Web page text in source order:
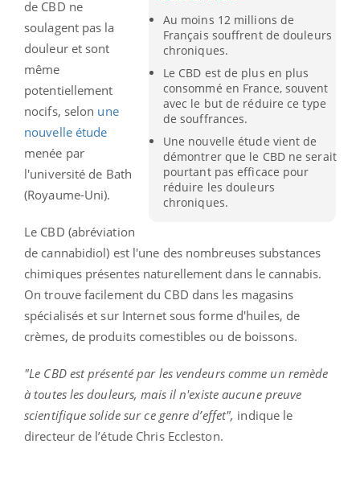
Au moins 12 millions de
Français souffrent de douleurs
chroniques.
Le CBD est de plus en plus
consommé en France, souvent
avec le but de réduire ce type
de souffrances.
Une nouvelle étude vient de
démontrer que le CBD ne serait
pourtant pas efficace pour
réduire les douleurs
chroniques.
de CBD ne
soulagent pas la
douleur et sont
même
potentiellement
nocifs, selon une
nouvelle étude
menée par
l'université de Bath
(Royaume-Uni).
Le CBD (abréviation
de cannabidiol) est l'une des nombreuses substances
chimiques présentes naturellement dans le cannabis.
On trouve facilement du CBD dans les magasins
spécialisés et sur Internet sous forme d'huiles, de
crèmes, de produits comestibles ou de boissons.
"Le CBD est présenté par les vendeurs comme un remède
à toutes les douleurs, mais il n'existe aucune preuve
scientifique solide sur ce genre d’effet", indique le
directeur de l’étude Chris Eccleston.